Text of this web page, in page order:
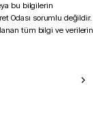
bu bilgilerin
Odası sorumlu değildir.
tüm bilgi ve verilerin